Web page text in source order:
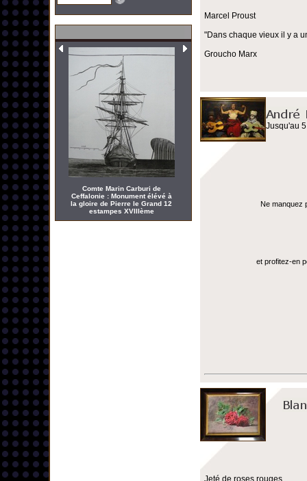
Comte Marin Carburi de
Ceffalonie : Monument élévé à
la gloire de Pierre le Grand 12
estampes XVIIIème
Marcel Proust
"Dans chaque vieux il y a
Groucho Marx
Jusqu'au
Ne manquez
et profitez-en
Jeté de roses rouges